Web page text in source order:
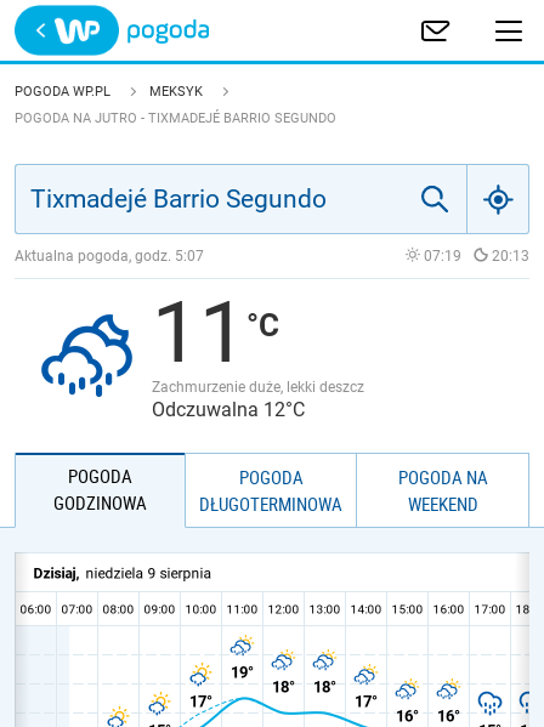
Trwa ładowanie
POLSKA
JAKOŚĆ POWIETRZA
POGODA WP.PL
MEKSYK
POGODA NA JUTRO - TIXMADEJÉ BARRIO SEGUNDO
Aktualna pogoda, godz. 5:07 07:19 20:13
11
Zachmurzenie duże, lekki deszcz
Odczuwalna 12°C
POGODA
GODZINOWA
POGODA
DŁUGOTERMINOWA
POGODA NA
WEEKEND